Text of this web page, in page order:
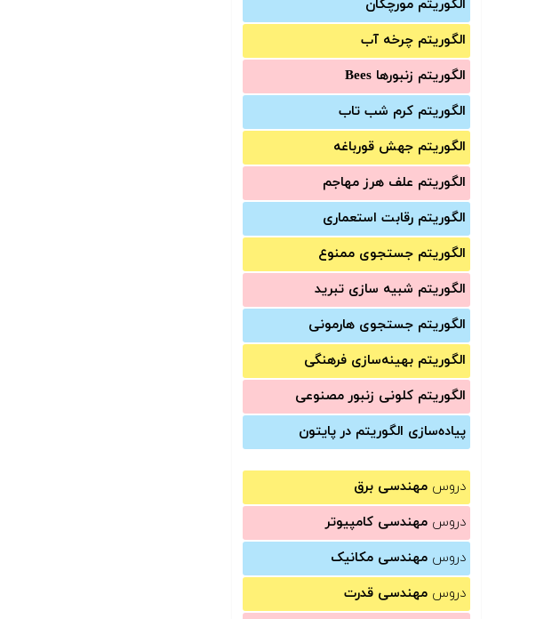
الگوریتم مورچگان
الگوریتم چرخه آب
الگوریتم زنبورها Bees
الگوریتم کرم شب تاب
الگوریتم جهش قورباغه
الگوریتم علف هرز مهاجم
الگوریتم رقابت استعماری
الگوریتم جستجوی ممنوع
الگوریتم شبیه سازی تبرید
الگوریتم جستجوی هارمونی
الگوریتم بهینه‌سازی فرهنگی
الگوریتم کلونی زنبور مصنوعی
پیاده‌سازی الگوریتم در پایتون
دروس مهندسی برق
دروس مهندسی کامپیوتر
دروس مهندسی مکانیک
دروس مهندسی قدرت